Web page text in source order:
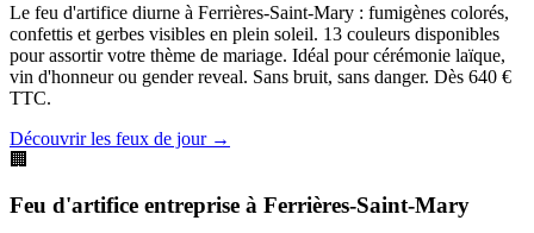
Le feu d'artifice diurne à Ferrières-Saint-Mary : fumigènes colorés,
confettis et gerbes visibles en plein soleil. 13 couleurs disponibles
pour assortir votre thème de mariage. Idéal pour cérémonie laïque,
vin d'honneur ou gender reveal. Sans bruit, sans danger. Dès 640 €
TTC.
Découvrir les feux de jour→
🏢
Feu d'artifice entreprise à Ferrières-Saint-Mary